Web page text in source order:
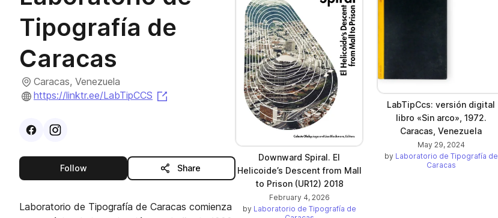
Tipografía de
Caracas
Caracas, Venezuela
https://linktr.ee/LabTipCCS
(opens in a new tab)
VisitFacebook
Visit
Followthis publisher Share
Laboratorio de Tipografía de Caracas comienza
Downward Spiral. El
Helicoide’s Descent from Mall
to Prison (UR12) 2018
February 4, 2026
by Laboratorio de Tipografía de
LabTipCcs: versión digital
libro «Sin arco», 1972.
Caracas, Venezuela
May 29, 2024
by Laboratorio de Tipografía de
Caracas